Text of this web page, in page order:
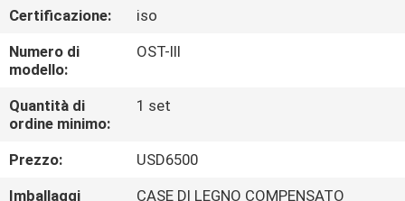
GIRO
DELLA
FABBRICA
CONTATTICI
Certificazione:
iso
Numero di
modello:
OST-III
Quantità di
ordine minimo:
1 set
Prezzo:
USD6500
Imballaggi
CASE DI LEGNO COMPENSATO